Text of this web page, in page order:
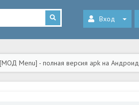
Вход
Menu] - полная версия apk на Андроид